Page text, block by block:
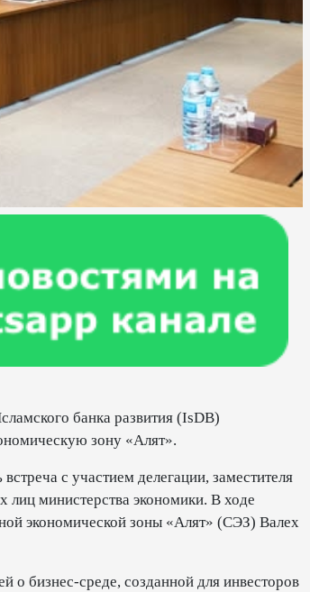
банка развития (IsDB)
зону «Алят».
с участием делегации, заместителя
министерства экономики. В ходе
экономической зоны «Алят» (СЭЗ) Валех
о бизнес-среде, созданной для инвесторов